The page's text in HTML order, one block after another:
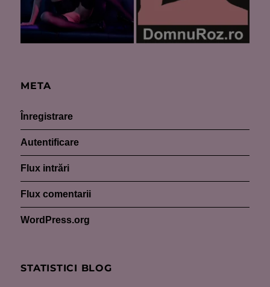
META
Înregistrare
Autentificare
Flux intrări
Flux comentarii
WordPress.org
STATISTICI BLOG